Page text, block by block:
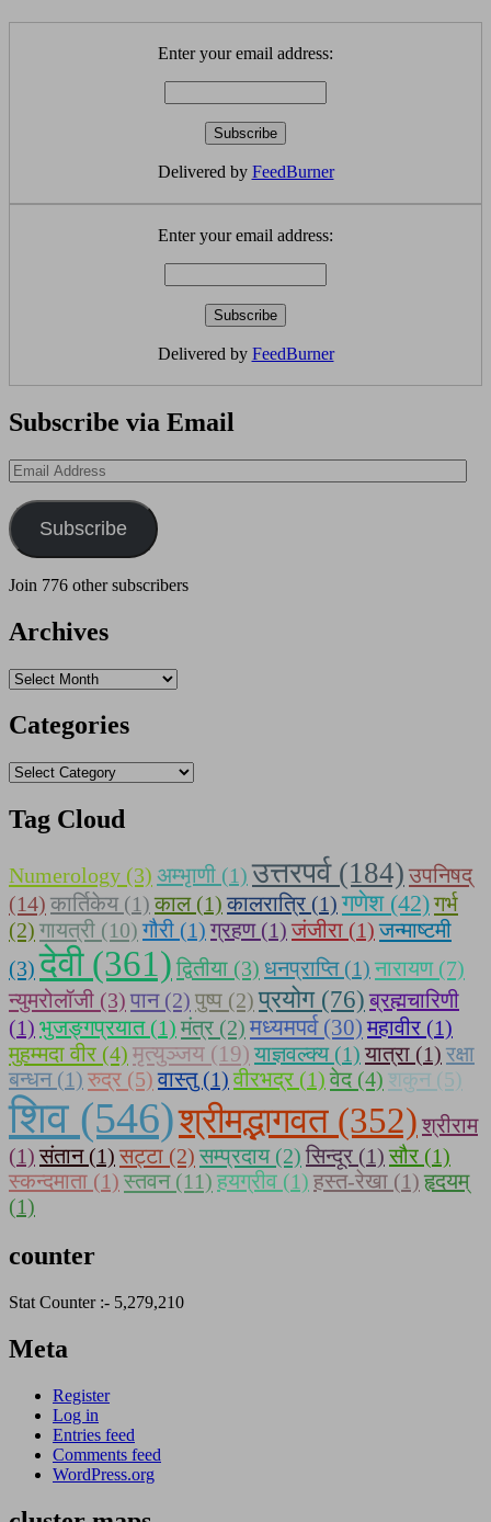
Enter your email address:
Delivered by FeedBurner
Enter your email address:
Delivered by FeedBurner
Subscribe via Email
Email
Address
Subscribe
Join 776 other subscribers
Archives
Archives
Categories
Categories
Tag Cloud
Numerology (3) अम्भृाणी (1) उत्तरपर्व (184) उपनिषद्
(14) कार्तिकेय (1) काल (1) कालरात्रि (1) गणेश (42)गर्भ
(2) गायत्री (10) गौरी (1) ग्रहण (1) जंजीरा (1) जन्माष्टमी
(3) देवी (361) द्वितीया (3) धनप्राप्ति (1) नारायण (7)
न्युमरोलॉजी (3) पान (2) पुष्प (2) प्रयोग (76) ब्रह्मचारिणी
(1) भुजङ्गप्रयात (1) मंत्र (2) मध्यमपर्व (30) महावीर (1)
मुहम्मदा वीर (4) मृत्युञ्जय (19) याज्ञवल्क्य (1) यात्रा (1) रक्षा
बन्धन (1) रुद्र (5) वास्तु (1) वीरभद्र (1) वेद (4) शकुन (5)
शिव (546)श्रीमद्भागवत (352) श्रीराम
(1) संतान (1) सट्टा (2) सम्प्रदाय (2) सिन्दूर (1) सौर (1)
स्कन्दमाता (1) स्तवन (11) हयग्रीव (1) हस्त-रेखा (1) हृदयम्
(1)
counter
Stat Counter :- 5,279,210
Meta
Register
Log in
Entries feed
Comments feed
WordPress.org